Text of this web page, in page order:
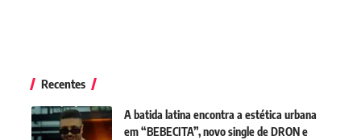
Recentes
A batida latina encontra a estética urbana
em “BEBECITA”, novo single de DRON e